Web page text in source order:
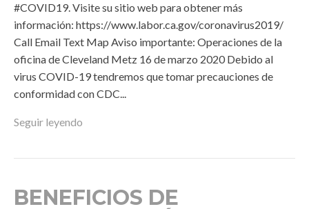
#COVID19. Visite su sitio web para obtener más
información: https://www.labor.ca.gov/coronavirus2019/
Call Email Text Map Aviso importante: Operaciones de la
oficina de Cleveland Metz 16 de marzo 2020 Debido al
virus COVID-19 tendremos que tomar precauciones de
conformidad con CDC...
Seguir leyendo
BENEFICIOS DE